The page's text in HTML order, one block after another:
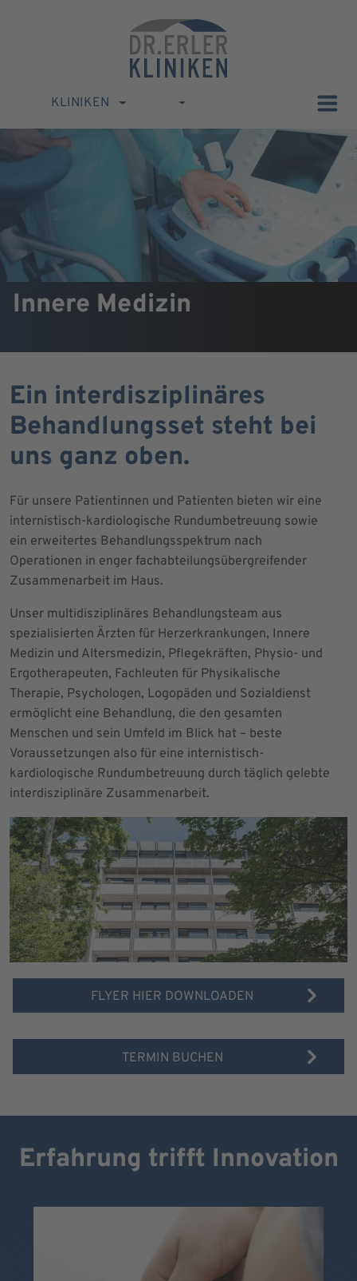
KLINIKEN
Innere Medizin
Ein interdisziplinäres
Behandlungsset steht bei
uns ganz oben.
Für unsere Patientinnen und Patienten bieten wir eine
internistisch-kardiologische Rundumbetreuung sowie
ein erweitertes Behandlungsspektrum nach
Operationen in enger fachabteilungsübergreifender
Zusammenarbeit im Haus.
Unser multidisziplinäres Behandlungsteam aus
spezialisierten Ärzten für Herzerkrankungen, Innere
Medizin und Altersmedizin, Pflegekräften, Physio- und
Ergotherapeuten, Fachleuten für Physikalische
Therapie, Psychologen, Logopäden und Sozialdienst
ermöglicht eine Behandlung, die den gesamten
Menschen und sein Umfeld im Blick hat – beste
Voraussetzungen also für eine internistisch-
kardiologische Rundumbetreuung durch täglich gelebte
interdisziplinäre Zusammenarbeit.
FLYER HIER DOWNLOADEN
TERMIN BUCHEN
Erfahrung trifft Innovation